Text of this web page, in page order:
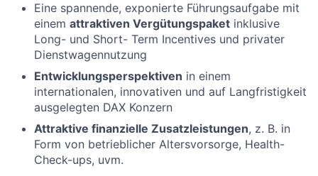
Eine spannende, exponierte Führungsaufgabe mit
einem attraktiven Vergütungspaket inklusive
Long- und Short- Term Incentives und privater
Dienstwagennutzung
Entwicklungsperspektiven in einem
internationalen, innovativen und auf Langfristigkeit
ausgelegten DAX Konzern
Attraktive finanzielle Zusatzleistungen, z. B. in
Form von betrieblicher Altersvorsorge, Health-
Check-ups, uvm.